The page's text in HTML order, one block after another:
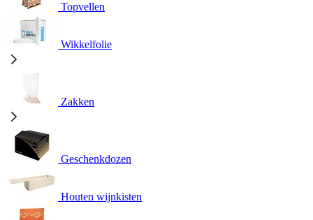
Topvellen
Wikkelfolie
Zakken
Geschenkdozen
Houten wijnkisten